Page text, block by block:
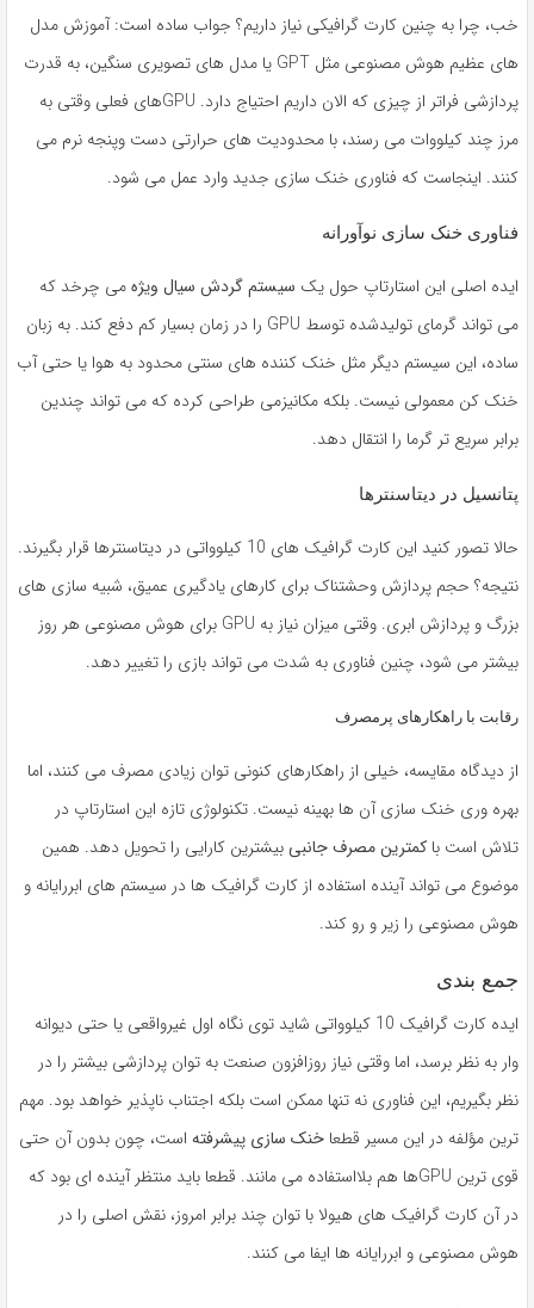
خب، چرا به چنین کارت گرافیکی نیاز داریم؟ جواب ساده است: آموزش مدل
های عظیم هوش مصنوعی مثل GPT یا مدل های تصویری سنگین، به قدرت
پردازشی فراتر از چیزی که الان داریم احتیاج دارد. GPUهای فعلی وقتی به
مرز چند کیلووات می رسند، با محدودیت های حرارتی دست وپنجه نرم می
کنند. اینجاست که فناوری خنک سازی جدید وارد عمل می شود.
فناوری خنک سازی نوآورانه
ایده اصلی این استارتاپ حول یک سیستم گردش سیال ویژهمی چرخد که
می تواند گرمای تولیدشده توسط GPU را در زمان بسیار کم دفع کند. به زبان
ساده، این سیستم دیگر مثل خنک کننده های سنتی محدود به هوا یا حتی آب
خنک کن معمولی نیست. بلکه مکانیزمی طراحی کرده که می تواند چندین
برابر سریع تر گرما را انتقال دهد.
پتانسیل در دیتاسنترها
حالا تصور کنید این کارت گرافیک های 10 کیلوواتی در دیتاسنترها قرار بگیرند.
نتیجه؟ حجم پردازش وحشتناک برای کارهای یادگیری عمیق، شبیه سازی های
بزرگ و پردازش ابری. وقتی میزان نیاز به GPU برای هوش مصنوعی هر روز
بیشتر می شود، چنین فناوری به شدت می تواند بازی را تغییر دهد.
رقابت با راهکارهای پرمصرف
از دیدگاه مقایسه، خیلی از راهکارهای کنونی توان زیادی مصرف می کنند، اما
بهره وری خنک سازی آن ها بهینه نیست. تکنولوژی تازه این استارتاپ در
تلاش است با کمترین مصرف جانبیبیشترین کارایی را تحویل دهد. همین
موضوع می تواند آینده استفاده از کارت گرافیک ها در سیستم های ابررایانه و
هوش مصنوعی را زیر و رو کند.
جمع بندی
ایده کارت گرافیک 10 کیلوواتی شاید توی نگاه اول غیرواقعی یا حتی دیوانه
وار به نظر برسد، اما وقتی نیاز روزافزون صنعت به توان پردازشی بیشتر را در
نظر بگیریم، این فناوری نه تنها ممکن است بلکه اجتناب ناپذیر خواهد بود. مهم
ترین مؤلفه در این مسیر قطعا خنک سازی پیشرفته است، چون بدون آن حتی
قوی ترین GPUها هم بلااستفاده می مانند. قطعا باید منتظر آینده ای بود که
در آن کارت گرافیک های هیولا با توان چند برابر امروز، نقش اصلی را در
هوش مصنوعی و ابررایانه ها ایفا می کنند.